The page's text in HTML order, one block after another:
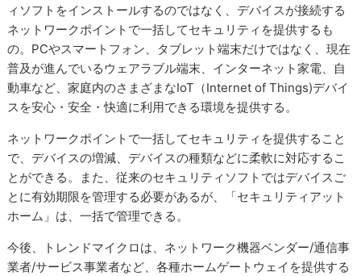
ィソフトをインストールするのではなく、デバイスが接続する
ネットワークポイントで一括してセキュリティを提供するも
の。PCやスマートフォン、タブレット端末だけではなく、現在
普及が進んでいるウェアラブル端末、インターネット家電、自
動車など、家庭内のさまざまなIoT（Internet of Things)デバイ
スを安心・安全・快適に利用できる環境を提供する。
ネットワークポイントで一括してセキュリティを提供すること
で、デバイスの増減、デバイスの種類などに柔軟に対応するこ
とができる。また、従来のセキュリティソフトではデバイスご
とに有効期限を管理する必要があるが、「セキュリティアット
ホーム」は、一括で管理できる。
今後、トレンドマイクロは、ネットワーク機器ベンダー/通信事
業者/サービス事業者など、各種ホームゲートウェイを提供する